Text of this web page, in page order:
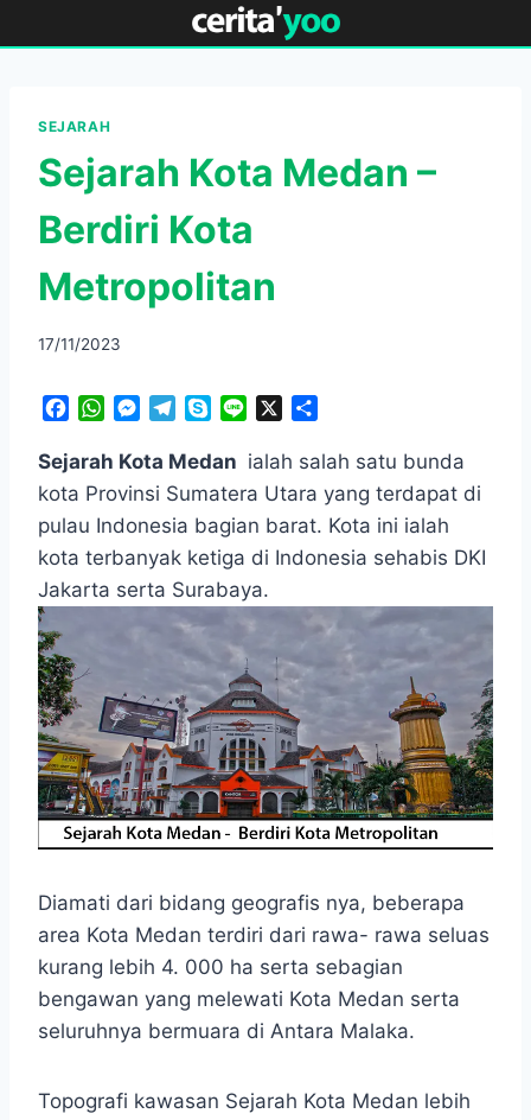
to
SEJARAH
Sejarah Kota Medan –
Berdiri Kota
Metropolitan
17/11/2023
c
e
o
o
k
W
a
t
A
p
p
M
s
s
n
g
e
l
e
r
a
m
y
p
n
e
a
r
e
Sejarah Kota Medan ialah salah satu bunda
kota Provinsi Sumatera Utara yang terdapat di
pulau Indonesia bagian barat. Kota ini ialah
kota terbanyak ketiga di Indonesia sehabis DKI
Jakarta serta Surabaya.
Diamati dari bidang geografis nya, beberapa
area Kota Medan terdiri dari rawa- rawa seluas
kurang lebih 4. 000 ha serta sebagian
bengawan yang melewati Kota Medan serta
seluruhnya bermuara di Antara Malaka.
Topografi kawasan Sejarah Kota Medan lebih